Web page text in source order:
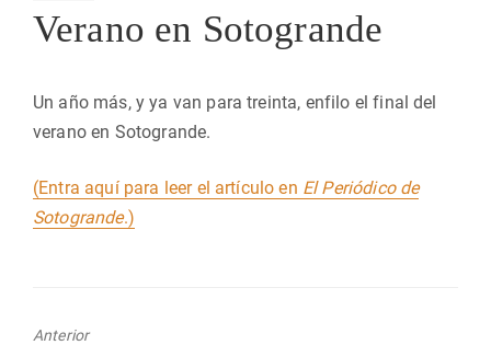
Verano en Sotogrande
Un año más, y ya van para treinta, enfilo el final del
verano en Sotogrande.
(Entra aquí para leer el artículo en El Periódico de
Sotogrande.)
Anterior